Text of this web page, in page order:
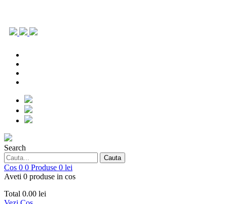
Search
Cauta
Cos 0 0 Produse 0 lei
Aveti 0 produse in cos
Total 0.00 lei